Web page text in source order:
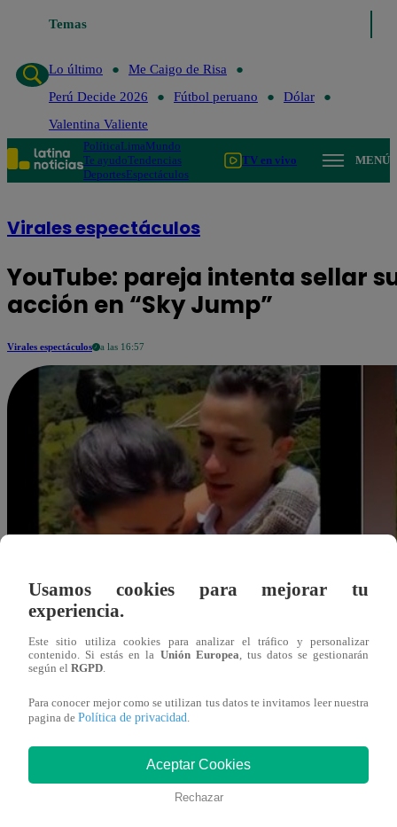
Temas
Lo último
Me Caigo de Risa
Perú Decide 2026
Fútbol peruano
Dólar
Valentina Valiente
PolíticaLimaMundo
Te ayudoTendencias
DeportesEspectáculos
TV en vivo MENÚ
Virales espectáculos
YouTube: pareja intenta sellar
acción en “Sky Jump”
Virales espectáculos a las 16:57
Redacción Latina
14 de enero 2018
Usamos cookies para mejorar tu
experiencia.
Este sitio utiliza cookies para analizar el tráfico y personalizar
contenido. Si estás en la Unión Europea , tus datos se gestionarán
según el RGPD
Para conocer mejor como se utilizan tus datos te invitamos leer nuestra
pagina de Política de privacidad
Aceptar Cookies
Rechazar